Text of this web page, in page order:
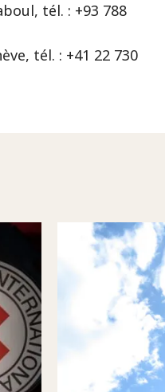
tél. : +93 788
tél. : +41 22 730